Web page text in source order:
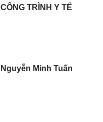
CÔNG TRÌNH Y TẾ
Nguyễn Minh Tuấn